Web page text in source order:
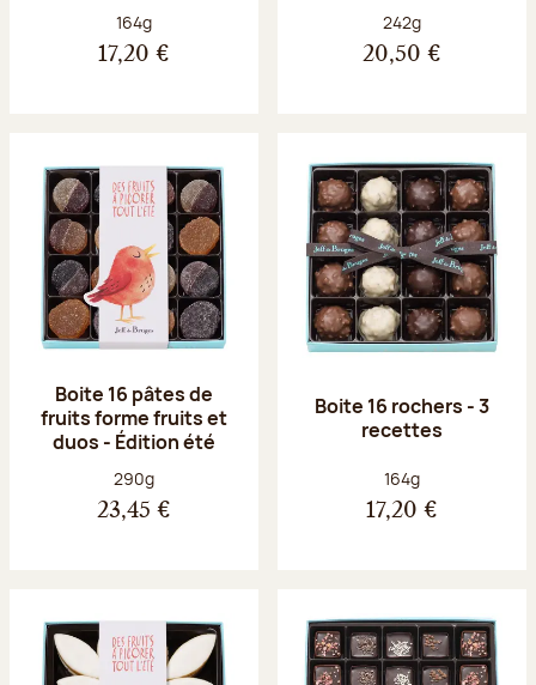
Poids net :
164g
17,20 €
Poids net :
242g
20,50 €
Boite 16 pâtes de
fruits forme fruits et
duos - Édition été
Poids net :
290g
23,45 €
Boite 16 rochers - 3
recettes
Poids net :
164g
17,20 €